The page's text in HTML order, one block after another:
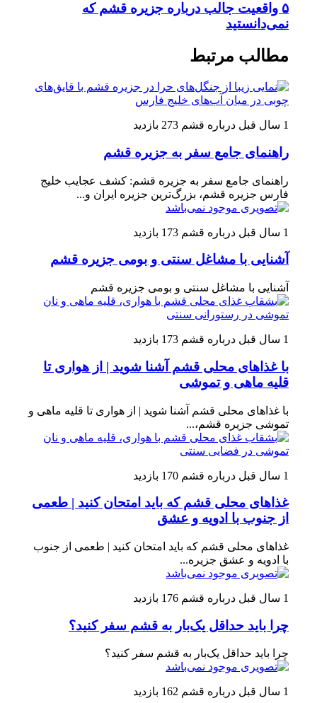
۵ واقعیت جالب درباره جزیره قشم که
نمی‌دانستید
مطالب مرتبط
1 سال قبل درباره قشم 273 بازدید
راهنمای جامع سفر به جزیره قشم
راهنمای جامع سفر به جزیره قشم: کشف عجایب خلیج
فارس جزیره قشم، بزرگ‌ترین جزیره ایران و...
1 سال قبل درباره قشم 173 بازدید
آشنایی با مشاغل سنتی و بومی جزیره قشم
آشنایی با مشاغل سنتی و بومی جزیره قشم
1 سال قبل درباره قشم 173 بازدید
با غذاهای محلی قشم آشنا شوید | از هواری تا
قلیه ماهی و تموشی
با غذاهای محلی قشم آشنا شوید | از هواری تا قلیه ماهی و
تموشی جزیره قشم،...
1 سال قبل درباره قشم 170 بازدید
غذاهای محلی قشم که باید امتحان کنید | طعمی
از جنوب با ادویه و عشق
غذاهای محلی قشم که باید امتحان کنید | طعمی از جنوب
با ادویه و عشق جزیره...
1 سال قبل درباره قشم 176 بازدید
چرا باید حداقل یک‌بار به قشم سفر کنید؟
چرا باید حداقل یک‌بار به قشم سفر کنید؟
1 سال قبل درباره قشم 162 بازدید